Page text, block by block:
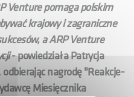
Venture pomaga polskim
krajowy i zagraniczne
a ARP Venture
- powiedziała Patrycja
nagrodę "Reakcje-
Miesięcznika